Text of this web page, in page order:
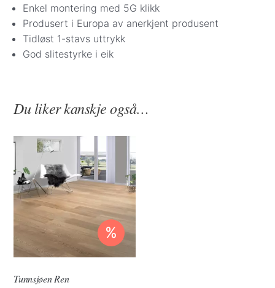
chat. Da sender vi en faktura på e-post. Når
bestilling og betaling er registrert, tar vi kontakt for
å avtale eksakt dag og sted for levering eller
henting.
Enkel montering med 5G klikk
Produsert i Europa av anerkjent produsent
Tidløst 1-stavs uttrykk
God slitestyrke i eik
Du liker kanskje også…
%
Tunnsjøen Ren